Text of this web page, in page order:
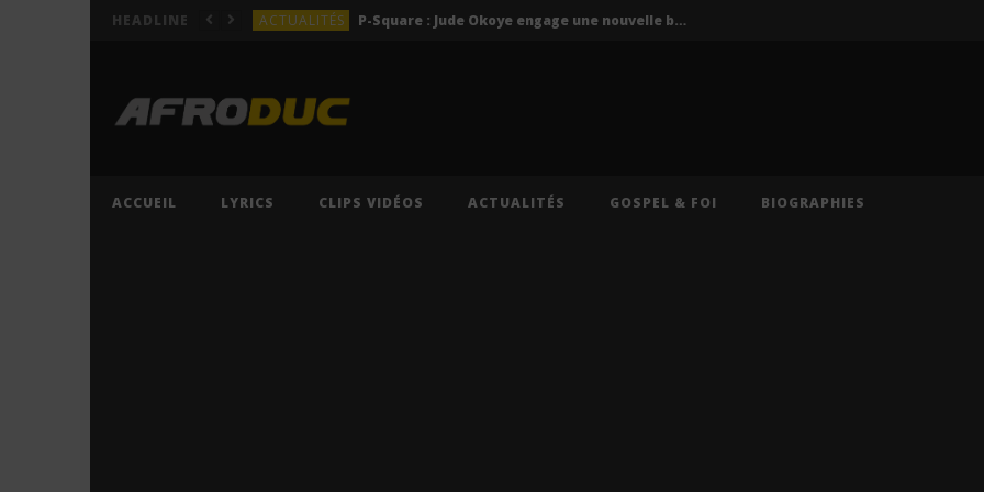
HEADLINE ACTUALITÉS P-Square : Jude Okoye engage une nouvelle bataille judiciaire contre Peter Okoye
LYRICS Lil Jay Bingerack ft. Gims – Caméra (Lyrics)
ACTUALITÉS P-Square : Jude Okoye engage une nouvelle bataille judiciaire contre Peter Okoye
ACCUEIL LYRICS CLIPS VIDÉOS ACTUALITÉS GOSPEL & FOI BIOGRAPHIES